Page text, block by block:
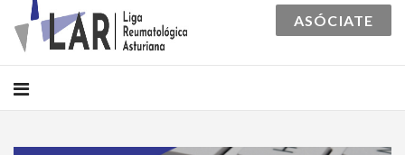
ASÓCIATE